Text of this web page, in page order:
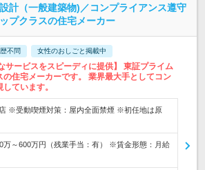
計（一般建築物)／コンプライアンス遵守
プクラスの住宅メーカー
不問 女性のおしごと掲載中
サービスをスピーディに提供】 東証プライム
住宅メーカーです。 業界最大手としてコン
ています。
※受動喫煙対策：屋内全面禁煙 ※初任地は原
万～600万円（残業手当：有） ※賃金形態：月給